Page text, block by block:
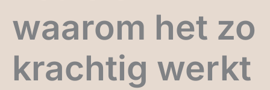
waarom het zo
krachtig werkt